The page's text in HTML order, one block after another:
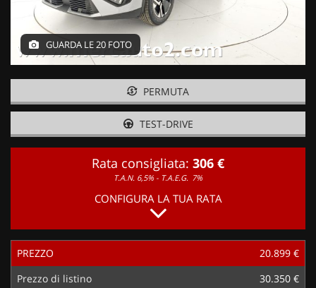
GUARDA LE 20 FOTO
PERMUTA
TEST-DRIVE
Rata consigliata: 306 €
T.A.N. 6,5% - T.A.E.G. 7%
CONFIGURA LA TUA RATA
PREZZO
20.899 €
Prezzo di listino
30.350 €